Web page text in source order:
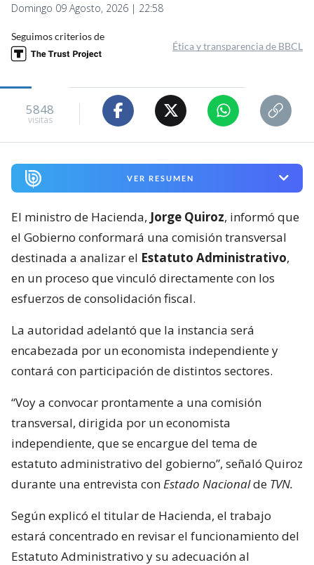
Domingo 09 Agosto, 2026 | 22:58
Seguimos criterios de
Ética y transparencia de BBCL
5848
visitas
VER RESUMEN
El ministro de Hacienda, Jorge Quiroz, informó que
el Gobierno conformará una comisión transversal
destinada a analizar el Estatuto Administrativo,
en un proceso que vinculó directamente con los
esfuerzos de consolidación fiscal.
La autoridad adelantó que la instancia será
encabezada por un economista independiente y
contará con participación de distintos sectores.
“Voy a convocar prontamente a una comisión
transversal, dirigida por un economista
independiente, que se encargue del tema de
estatuto administrativo del gobierno”, señaló Quiroz
durante una entrevista con Estado Nacionalde TVN.
Según explicó el titular de Hacienda, el trabajo
estará concentrado en revisar el funcionamiento del
Estatuto Administrativo y su adecuación al